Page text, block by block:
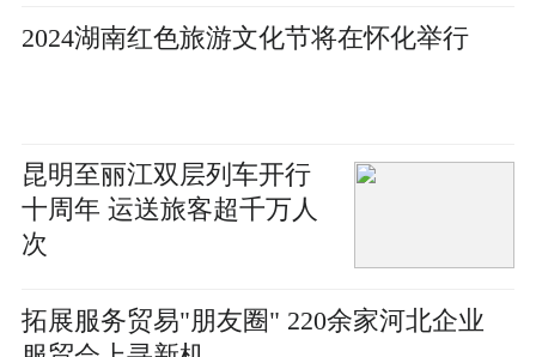
2024湖南红色旅游文化节将在怀化举行
昆明至丽江双层列车开行
十周年 运送旅客超千万人
次
拓展服务贸易"朋友圈" 220余家河北企业